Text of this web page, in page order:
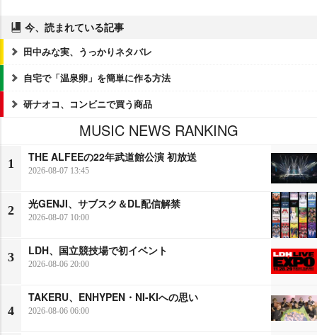
今、読まれている記事
田中みな実、うっかりネタバレ
自宅で「温泉卵」を簡単に作る方法
研ナオコ、コンビニで買う商品
MUSIC NEWS RANKING
1
THE ALFEEの22年武道館公演 初放送
2026-08-07 13:45
2
光GENJI、サブスク＆DL配信解禁
2026-08-07 10:00
3
LDH、国立競技場で初イベント
2026-08-06 20:00
4
TAKERU、ENHYPEN・NI-KIへの思い
2026-08-06 06:00